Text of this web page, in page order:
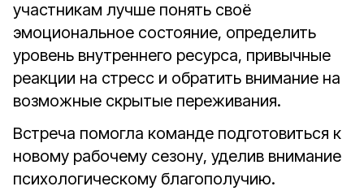
участникам лучше понять своё
эмоциональное состояние, определить
уровень внутреннего ресурса, привычные
реакции на стресс и обратить внимание на
возможные скрытые переживания.
Встреча помогла команде подготовиться к
новому рабочему сезону, уделив внимание
психологическому благополучию.